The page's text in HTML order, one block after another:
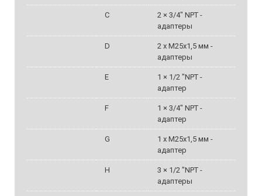
C
2 × 3/4" NPT -
адаптеры
D
2 x M25x1,5 мм -
адаптеры
E
1 × 1/2 "NPT -
адаптер
F
1 × 3/4" NPT -
адаптер
G
1 x M25x1,5 мм -
адаптер
H
3 × 1/2 "NPT -
адаптеры